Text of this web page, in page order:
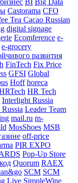
Castorama CFO
Tea Cacao Russian
digital signage
Ecomference e-
e-grocery
развития
FinTech Fix Price
GFSI Global
Hoff horeca
HR Tech
Interlight Russia
Leader Team
mail.ru m-
MosShoes MSB
off-price
PIR EXPO
Pop-Up Store
Quorum RAEX
SCM SCM
Live SimpleWine